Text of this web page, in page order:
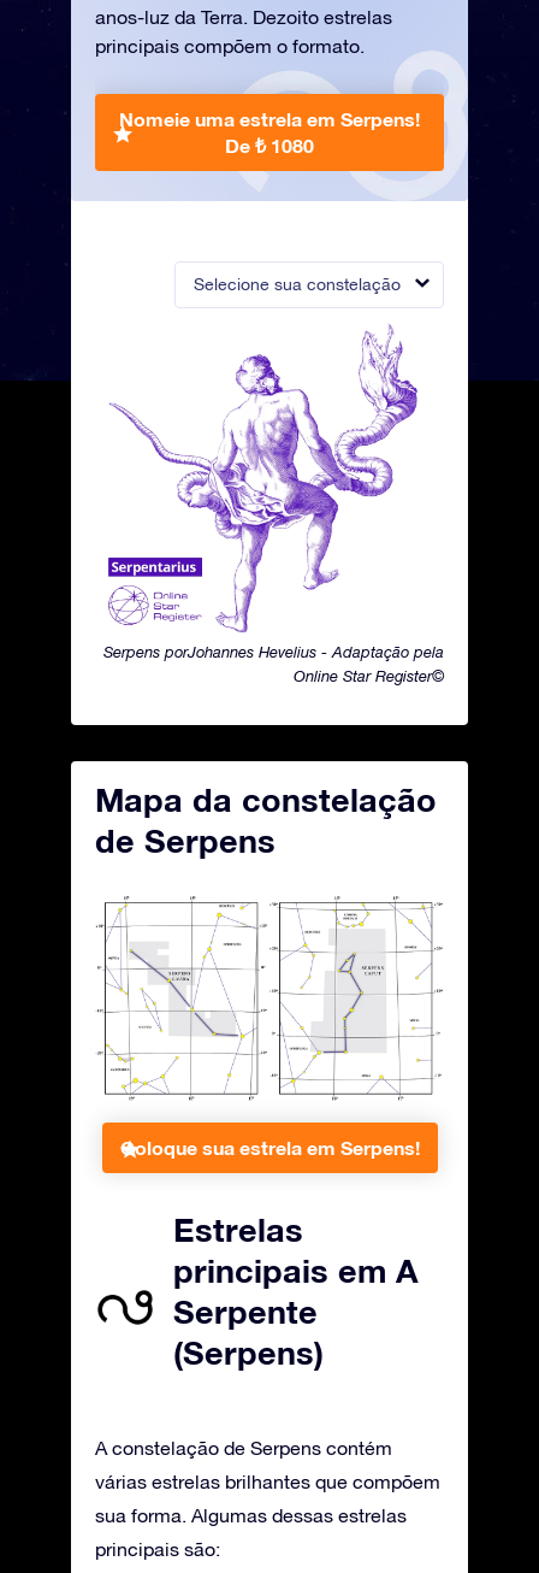
Selecione sua constelação
Serpens porJohannes Hevelius - Adaptação pela
Online Star Register©
anos-luz da Terra. Dezoito estrelas
principais compõem o formato.
Nomeie uma estrela em Serpens!
De ₺ 1080
Mapa da constelação
de Serpens
Coloque sua estrela em Serpens!
Estrelas
principais em A
Serpente
(Serpens)
A constelação de Serpens contém
várias estrelas brilhantes que compõem
sua forma. Algumas dessas estrelas
principais são: